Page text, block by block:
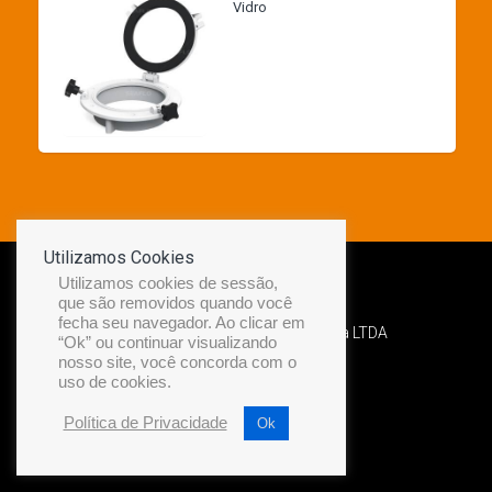
Vidro
Desenvolvido por Diamond Náutica LTDA
Utilizamos Cookies
Utilizamos cookies de sessão,
que são removidos quando você
fecha seu navegador. Ao clicar em
“Ok” ou continuar visualizando
nosso site, você concorda com o
uso de cookies.
Política de Privacidade Ok